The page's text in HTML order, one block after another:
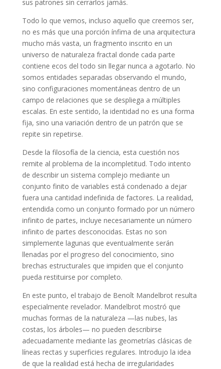
sus patrones sin cerrarlos jamás.
Todo lo que vemos, incluso aquello que creemos ser,
no es más que una porción ínfima de una arquitectura
mucho más vasta, un fragmento inscrito en un
universo de naturaleza fractal donde cada parte
contiene ecos del todo sin llegar nunca a agotarlo. No
somos entidades separadas observando el mundo,
sino configuraciones momentáneas dentro de un
campo de relaciones que se despliega a múltiples
escalas. En este sentido, la identidad no es una forma
fija, sino una variación dentro de un patrón que se
repite sin repetirse.
Desde la filosofía de la ciencia, esta cuestión nos
remite al problema de la incompletitud. Todo intento
de describir un sistema complejo mediante un
conjunto finito de variables está condenado a dejar
fuera una cantidad indefinida de factores. La realidad,
entendida como un conjunto formado por un número
infinito de partes, incluye necesariamente un número
infinito de partes desconocidas. Estas no son
simplemente lagunas que eventualmente serán
llenadas por el progreso del conocimiento, sino
brechas estructurales que impiden que el conjunto
pueda restituirse por completo.
En este punto, el trabajo de Benoît Mandelbrot resulta
especialmente revelador. Mandelbrot mostró que
muchas formas de la naturaleza —las nubes, las
costas, los árboles— no pueden describirse
adecuadamente mediante las geometrías clásicas de
líneas rectas y superficies regulares. Introdujo la idea
de que la realidad está hecha de irregularidades